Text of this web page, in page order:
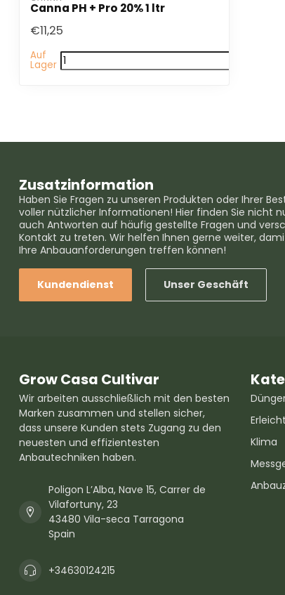
Canna PH + Pro 20% 1 ltr
€11,25
Auf
Lager
Zusatzinformation
Haben Sie Fragen zu unseren Produkten oder Ihrer
voller nützlicher Informationen! Hier finden Sie nicht
auch Antworten auf häufig gestellte Fragen und
Kontakt zu treten. Wir helfen Ihnen gerne weiter,
Ihre Anbauanforderungen treffen können!
Kundendienst Unser Geschäft
Grow Casa Cultivar
Wir arbeiten ausschließlich mit den besten
Marken zusammen und stellen sicher,
dass unsere Kunden stets Zugang zu den
neuesten und effizientesten
Anbautechniken haben.
Poligon L’Alba, Nave 15, Carrer de
Vilafortuny, 23
43480 Vila-seca Tarragona
Spain
+34630124215
Klima